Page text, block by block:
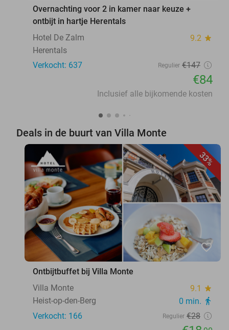
Overnachting voor 2 in kamer naar keuze +
ontbijt in hartje Herentals
Hotel De Zalm
9.2 star
Herentals
Verkocht: 637
Regulier €147
€84
Inclusief alle bijkomende kosten
Deals in de buurt van Villa Monte
33%
favorite_border
Ontbijtbuffet bij Villa Monte
Villa Monte
9.1 star
Heist-op-den-Berg 0 min. directions_walk
Verkocht: 166 Regulier €28